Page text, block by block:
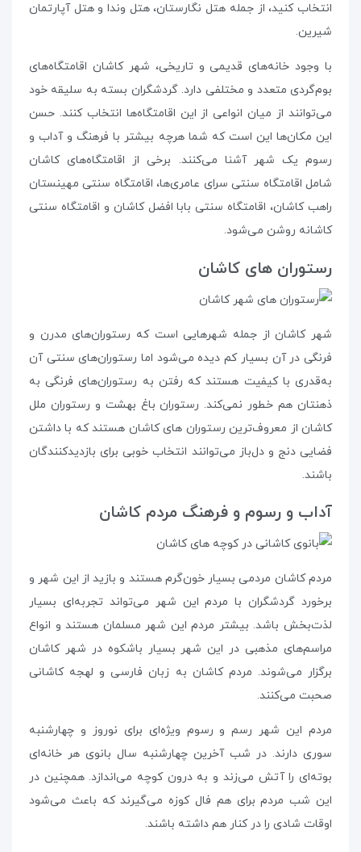
انتخاب کنید، از جمله هتل نگارستان، هتل وندا و هتل آپارتمان
شیرین.
با وجود خانه‌های قدیمی و تاریخی، شهر کاشان اقامتگاه‌های
بوم‌گردی متعدد و مختلفی دارد. گردشگران بسته به سلیقه‌ خود
می‌توانند از میان انواعی از این اقامتگاه‌ها انتخاب کنند. حسن
این مکان‌ها این است که شما هرچه بیشتر با فرهنگ و آداب و
رسوم یک شهر آشنا می‌کنند. برخی از اقامتگاه‌های کاشان
شامل اقامتگاه سنتی سرای عامری‌ها، اقامتگاه سنتی مهینستان
راهب کاشان، اقامتگاه سنتی بابا افضل کاشان و اقامتگاه سنتی
کاشانه روشن می‌شود.
رستوران‌ های کاشان
شهر کاشان از جمله شهرهایی است که رستوران‌های مدرن و
فرنگی در آن بسیار کم دیده می‌شود اما رستوران‌های سنتی آن
به‌قدری با کیفیت هستند که رفتن به رستوران‌های فرنگی به
ذهنتان هم خطور نمی‌کند. رستوران باغ بهشت و رستوران ملل
کاشان از معروف‌ترین رستوران های کاشان هستند که با داشتن
فضایی دنج و دل‌باز می‌توانند انتخاب خوبی برای بازدیدکنندگان
باشند.
آداب و رسوم و فرهنگ مردم کاشان
مردم کاشان مردمی بسیار خون‌گرم هستند و بازید از این شهر و
برخورد گردشگران با مردم این شهر می‌تواند تجربه‌ای بسیار
لذت‌بخش باشد. بیشتر مردم این شهر مسلمان هستند و انواع
مراسم‌های مذهبی در این شهر بسیار باشکوه در شهر کاشان
برگزار می‌شوند. مردم کاشان به زبان فارسی و لهجه کاشانی
صحبت می‌کنند.
مردم این شهر رسم و رسوم ویژه‌ای برای نوروز و چهارشنبه
سوری دارند. در شب آخرین چهارشنبه‌ سال بانوی هر خانه‌ای
بوته‌ای را آتش می‌زند و به درون کوچه می‌اندازد. همچنین در
این شب مردم برای هم فال کوزه می‌گیرند که باعث می‌شود
اوقات شادی را در کنار هم داشته باشند. ‌